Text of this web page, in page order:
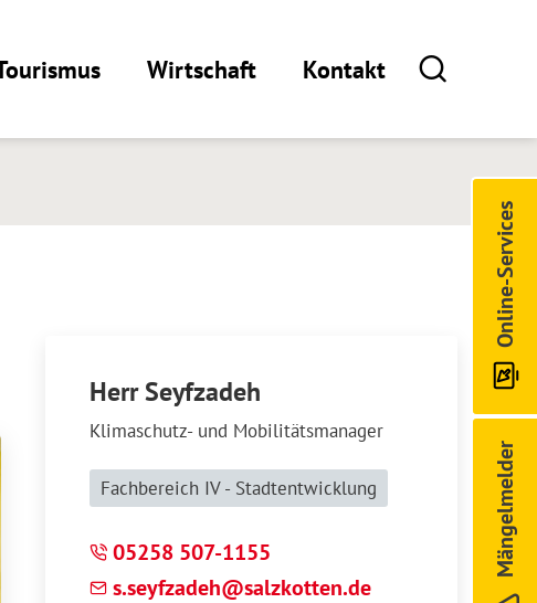
Wirtschaft Kontakt
Mängelmelder
Online-Services
Herr Seyfzadeh
Klimaschutz- und Mobilitätsmanager
Fachbereich IV - Stadtentwicklung
05258 507-1155
s s yfz d h s lzk tt n d